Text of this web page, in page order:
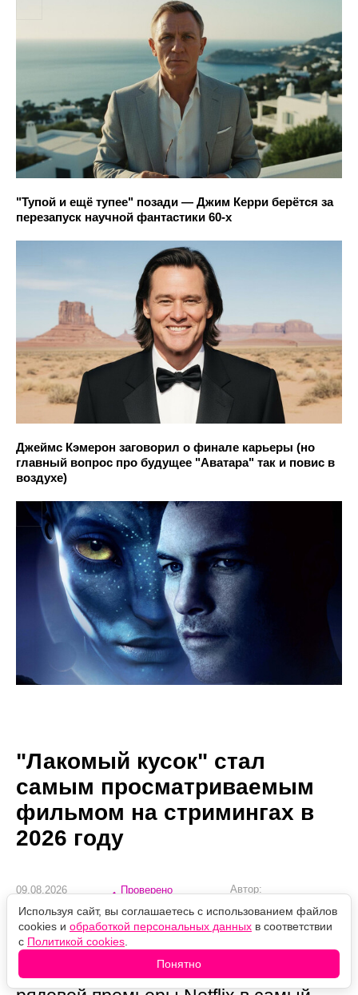
"Тупой и ещё тупее" позади — Джим Керри берётся за
перезапуск научной фантастики 60-х
Джеймс Кэмерон заговорил о финале карьеры (но
главный вопрос про будущее "Аватара" так и повис в
воздухе)
"Лакомый кусок" стал
самым просматриваемым
фильмом на стримингах в
2026 году
09.08.2026
Проверено
Автор:
Боевик, вышедший ещё в январе,
оказался одним из главных
сюрпризов года, превратившись из
Используя сайт, вы соглашаетесь с использованием файлов
cookies и обработкой персональных данных в соответствии
с Политикой cookies
Понятно